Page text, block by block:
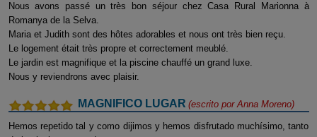
Nous avons passé un très bon séjour chez Casa Rural Marionna à
Romanya de la Selva.
Maria et Judith sont des hôtes adorables et nous ont très bien reçu.
Le logement était très propre et correctement meublé.
Le jardin est magnifique et la piscine chauffé un grand luxe.
Nous y reviendrons avec plaisir.
MAGNIFICO LUGAR (escrito porAnna Moreno)
Hemos repetido tal y como dijimos y hemos disfrutado muchísimo, tanto